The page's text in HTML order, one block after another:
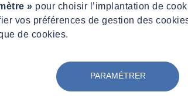
!
la liste s’allonge !
» pour choisir l’implantation de
vos préférences de gestion des
de cookies.
PARAMÉTRER